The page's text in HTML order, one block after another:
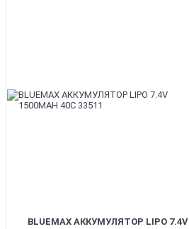
BLUEMAX АККУМУЛЯТОР LIPO 7.4V